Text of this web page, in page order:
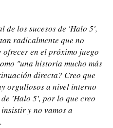
de los sucesos de 'Halo 5',
radicalmente que no
ofrecer en el próximo juego
"una historia mucho más
directa? Creo que
orgullosos a nivel interno
'Halo 5', por lo que creo
y no vamos a